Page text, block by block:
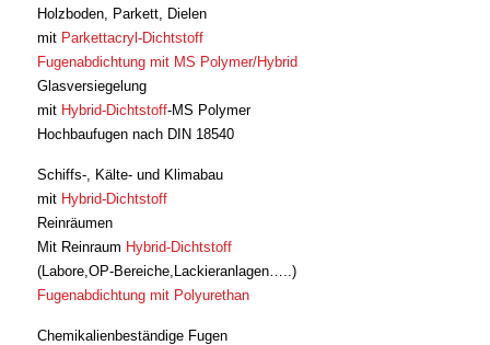
Holzboden, Parkett, Dielen
mit Parkettacryl-Dichtstoff
Fugenabdichtung mit MS Polymer/Hybrid
Glasversiegelung
mit Hybrid-Dichtstoff-MS Polymer
Hochbaufugen nach DIN 18540
Schiffs-, Kälte- und Klimabau
mit Hybrid-Dichtstoff
Reinräumen
Mit Reinraum Hybrid-Dichtstoff
(Labore,OP-Bereiche,Lackieranlagen…..)
Fugenabdichtung mit Polyurethan
Chemikalienbeständige Fugen